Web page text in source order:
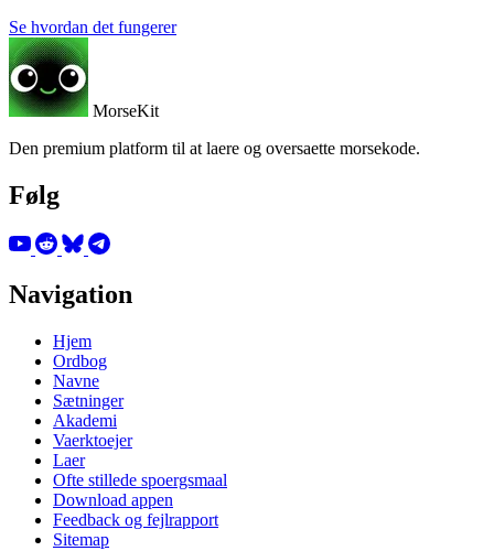
Se hvordan det fungerer
MorseKit
Den premium platform til at laere og oversaette morsekode.
Følg
Navigation
Hjem
Ordbog
Navne
Sætninger
Akademi
Vaerktoejer
Laer
Ofte stillede spoergsmaal
Download appen
Feedback og fejlrapport
Sitemap